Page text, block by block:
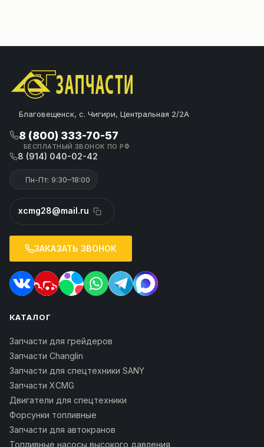
Благовещенск, с. Чигири, Центральная 2/2А
8 (800) 333-70-57
БЕСПЛАТНЫЙ ЗВОНОК ПО РФ
8 (914) 040-02-42
Пн-Пт: 9:30–18:00
xcmg28@mail.ru
ЗАКАЗАТЬ ЗВОНОК
КАТАЛОГ
Запчасти для грейдеров
Запчасти Changlin
Запчасти для спецтехники SANY
Запчасти XCMG
Двигатели для спецтехники
Форсунки топливные
Запчасти для автокранов
Топливные насосы высокого давления